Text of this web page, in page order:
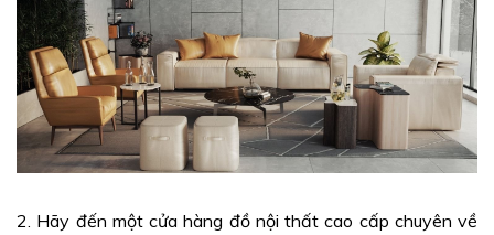
2. Hãy đến một cửa hàng đồ nội thất cao cấp chuyên về